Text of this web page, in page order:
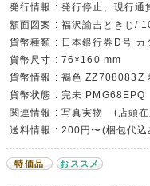
発行情報 : 発行停止、現行通
額面図案 : 福沢諭吉ときじ/
貨幣種類 : 日本銀行券D号
貨幣尺寸 : 76×160 mm
貨幣情報 : 褐色 ZZ708083Z
貨幣状態 : 完未 PMG68EPQ
関連情報 : 写真実物 (店頭在
送料情報 : 200円〜(梱包代込
特価品 おススメ